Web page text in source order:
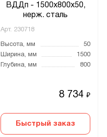
ВДДп - 1500x800x50,
нерж. сталь
Арт. 230718
Высота, мм
50
Ширина, мм
1500
Глубина, мм
800
8 734₽
Быстрый заказ